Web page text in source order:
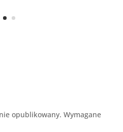
opublikowany. Wymagane